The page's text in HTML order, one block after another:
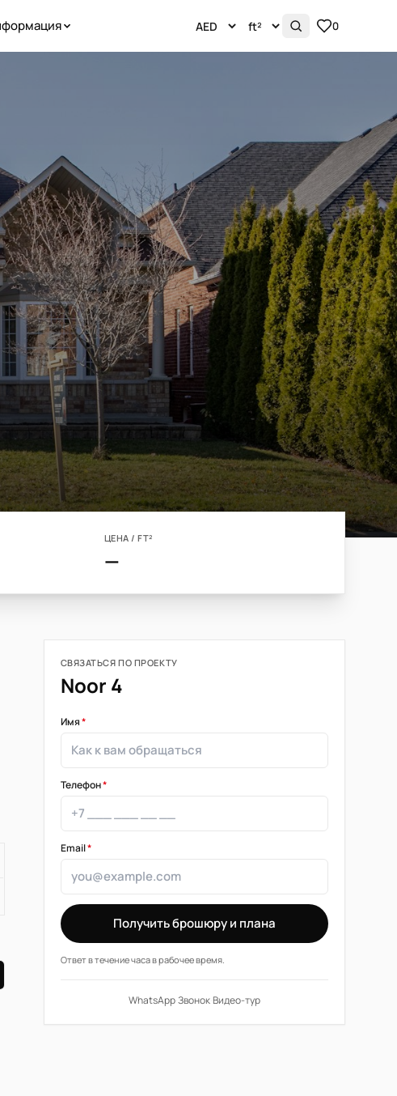
0
ЦЕНА / FT²
—
СВЯЗАТЬСЯ ПО ПРОЕКТУ
Noor 4
Имя*
Телефон*
Email*
Получить брошюру и плана
Ответ в течение часа в рабочее время.
WhatsApp·Звонок·Видео-тур